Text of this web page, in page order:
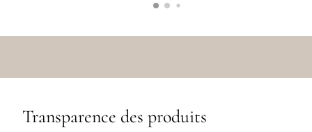
Transparence des produits